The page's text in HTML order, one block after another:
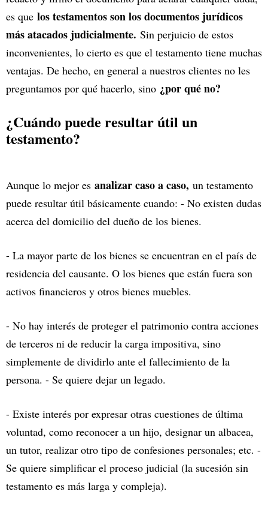
es que los testamentos son los documentos jurídicos
más atacados judicialmente. Sin perjuicio de estos
inconvenientes, lo cierto es que el testamento tiene muchas
ventajas. De hecho, en general a nuestros clientes no les
preguntamos por qué hacerlo, sino ¿por qué no?
¿Cuándo puede resultar útil un
testamento?
Aunque lo mejor es analizar caso a caso, un testamento
puede resultar útil básicamente cuando: - No existen dudas
acerca del domicilio del dueño de los bienes.
- La mayor parte de los bienes se encuentran en el país de
residencia del causante. O los bienes que están fuera son
activos financieros y otros bienes muebles.
- No hay interés de proteger el patrimonio contra acciones
de terceros ni de reducir la carga impositiva, sino
simplemente de dividirlo ante el fallecimiento de la
persona. - Se quiere dejar un legado.
- Existe interés por expresar otras cuestiones de última
voluntad, como reconocer a un hijo, designar un albacea,
un tutor, realizar otro tipo de confesiones personales; etc. -
Se quiere simplificar el proceso judicial (la sucesión sin
testamento es más larga y compleja).